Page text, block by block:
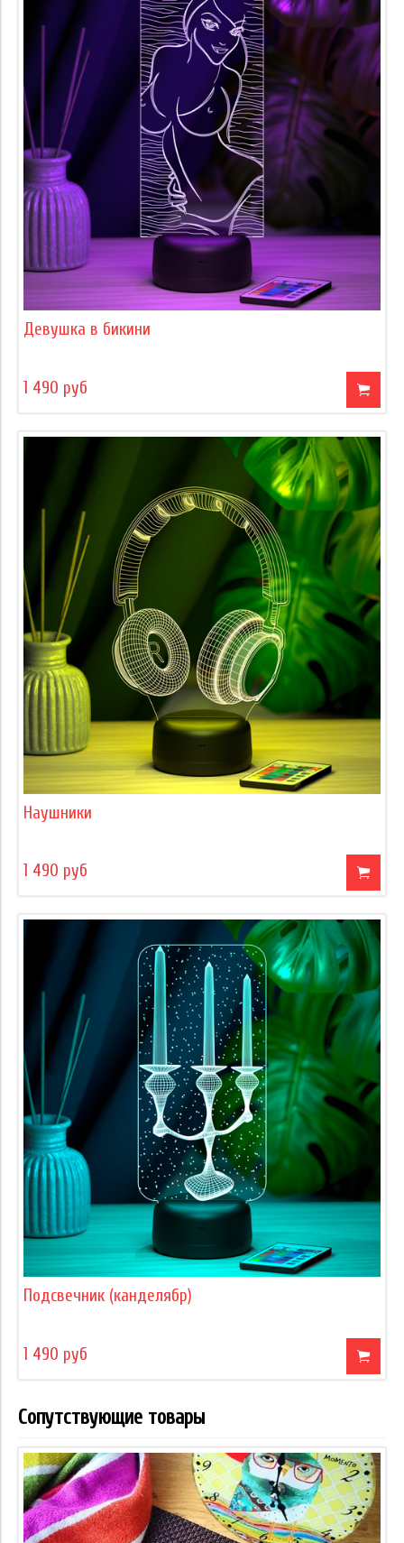
Девушка в бикини
1 490 руб
Наушники
1 490 руб
Подсвечник (канделябр)
1 490 руб
Сопутствующие товары